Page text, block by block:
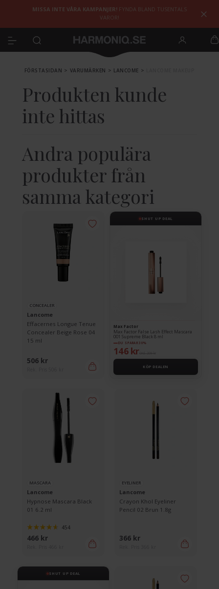
MISSA INTE VÅRA KAMPANJER! FYNDA BLAND TUSENTALS
VAROR!
FÖRSTASIDAN > VARUMÄRKEN > LANCOME >
Produkten kunde
inte hittas
Andra populära
produkter från
samma kategori
CONCEALER
Lancome
Effacernes Longue Tenue
Concealer Beige Rose 04
15 ml
506 kr
SHUT UP DEAL
Max Factor
Max Factor False Lash Effect Mascara
001 Supreme Black 8 ml
DU SPARAR 30%
146 kr
KÖP DEALEN
MASCARA
Lancome
Hypnose Mascara Black
01 6.2 ml
454
466 kr
EYELINER
Lancome
Crayon Khol Eyeliner
Pencil 02 Brun 1.8g
366 kr
SHUT UP DEAL